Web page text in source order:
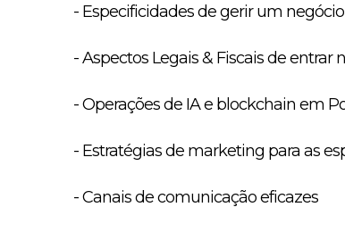
- Especificidades de gerir um
- Aspectos Legais & Fiscais de
- Operações de IA e blockchain em
- Estratégias de marketing para as
- Canais de comunicação eficazes